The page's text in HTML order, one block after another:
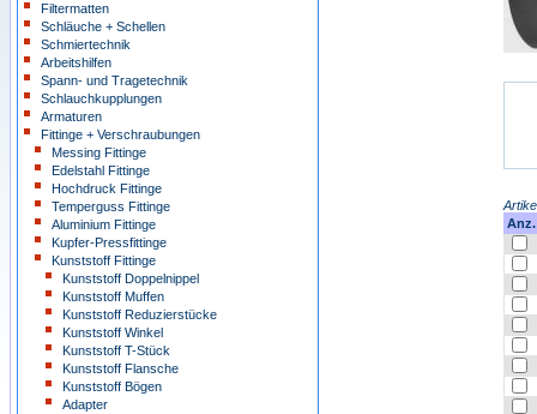
Filtermatten
Schläuche + Schellen
Schmiertechnik
Arbeitshilfen
Spann- und Tragetechnik
Schlauchkupplungen
Armaturen
Fittinge + Verschraubungen
Messing Fittinge
Edelstahl Fittinge
Hochdruck Fittinge
Temperguss Fittinge
Aluminium Fittinge
Kupfer-Pressfittinge
Kunststoff Fittinge
Kunststoff Doppelnippel
Kunststoff Muffen
Kunststoff Reduzierstücke
Kunststoff Winkel
Kunststoff T-Stück
Kunststoff Flansche
Kunststoff Bögen
Adapter
Anz.